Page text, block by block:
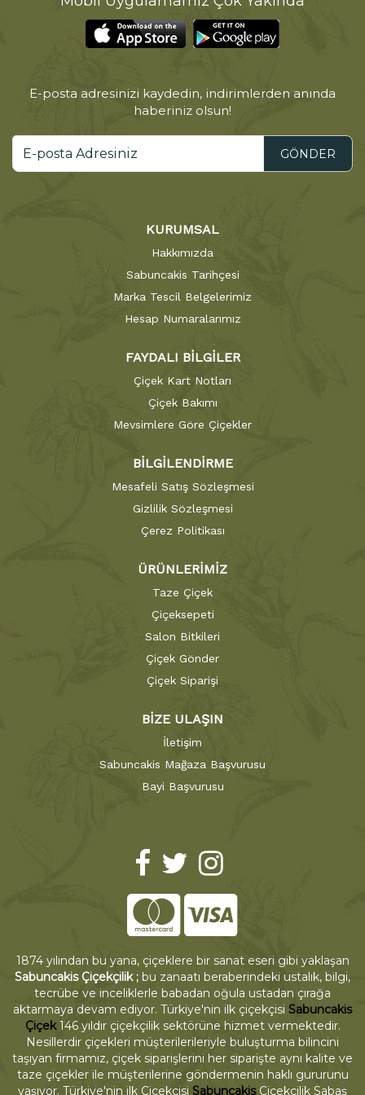
E-posta adresinizi kaydedin, indirimlerden anında
haberiniz olsun!
GÖNDER
KURUMSAL
Hakkımızda
Sabuncakis Tarihçesi
Marka Tescil Belgelerimiz
Hesap Numaralarımız
FAYDALI BİLGİLER
Çiçek Kart Notları
Çiçek Bakımı
Mevsimlere Göre Çiçekler
BİLGİLENDİRME
Mesafeli Satış Sözleşmesi
Gizlilik Sözleşmesi
Çerez Politikası
ÜRÜNLERİMİZ
Taze Çiçek
Çiçeksepeti
Salon Bitkileri
Çiçek Gönder
Çiçek Siparişi
BİZE ULAŞIN
İletişim
Sabuncakis Mağaza Başvurusu
Bayi Başvurusu
1874 yılından bu yana, çiçeklere bir sanat eseri gibi yaklaşan
Sabuncakis Çiçekçilik ; bu zanaatı beraberindeki ustalık, bilgi,
tecrübe ve inceliklerle babadan oğula ustadan çırağa
aktarmaya devam ediyor. Türkiye'nin ilk çiçekçisi Sabuncakis
Çiçek146 yıldır çiçekçilik sektörüne hizmet vermektedir.
Nesillerdir çiçekleri müşterilerileriyle buluşturma bilincini
taşıyan firmamız, çiçek siparişlerini her siparişte aynı kalite ve
taze çiçekler ile müşterilerine göndermenin haklı gururunu
yaşıyor. Türkiye'nin ilk Çiçekçisi SabuncakisÇiçekçilik Sabaş